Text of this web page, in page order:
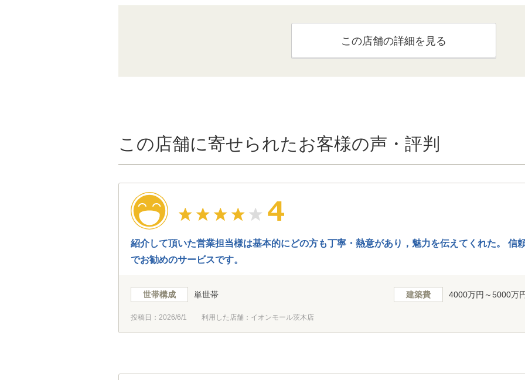
この店舗の詳細を見る
この店舗に寄せられたお客様の声・評判
紹介して頂いた営業担当様は基本的にどの方も丁寧・熱意があり，魅力を伝えてくれた。 信
でお勧めのサービスです。
世帯構成 単世帯 建築費 4000万円～5000万
投稿日： 2026/6/1 利用した店舗：イオンモール茨木店